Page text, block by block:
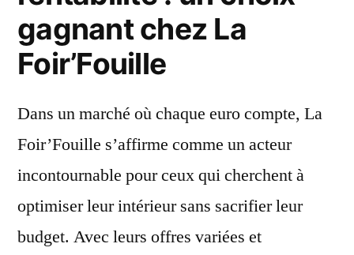
gagnant chez La
Foir’Fouille
Dans un marché où chaque euro compte, La
Foir’Fouille s’affirme comme un acteur
incontournable pour ceux qui cherchent à
optimiser leur intérieur sans sacrifier leur
budget. Avec leurs offres variées et